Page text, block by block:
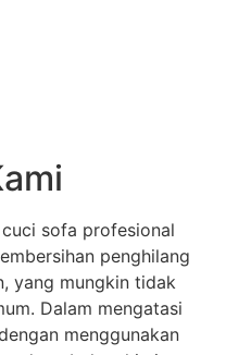
sofa profesional
penghilang
yang mungkin tidak
Dalam mengatasi
menggunakan